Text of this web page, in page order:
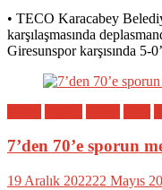
• TECO Karacabey
karşılaşmasında
Giresunspor karşısında 5-
7’den 70’e sporun
19 Aralık 202222 Mayıs